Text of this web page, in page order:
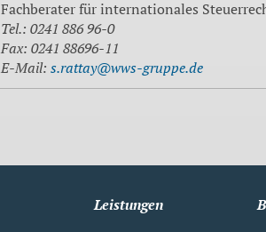
Fachberater für internationales
Tel.: 0241 886 96-0
Fax: 0241 88696-11
E-Mail: s.rattay@wws-gruppe.de
Leistungen